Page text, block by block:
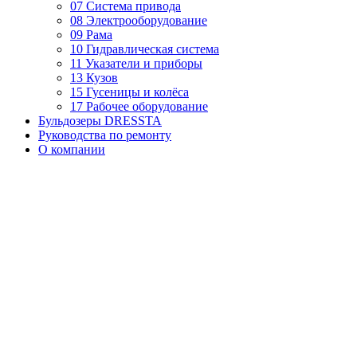
07 Система привода
08 Электрооборудование
09 Рама
10 Гидравлическая система
11 Указатели и приборы
13 Кузов
15 Гусеницы и колёса
17 Рабочее оборудование
Бульдозеры DRESSTA
Руководства по ремонту
О компании